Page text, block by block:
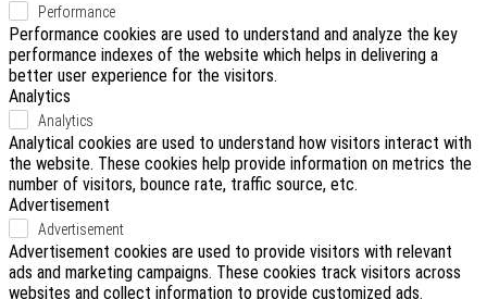
Performance
Performance cookies are used to understand and analyze the key
performance indexes of the website which helps in delivering a
better user experience for the visitors.
Analytics
Analytics
Analytical cookies are used to understand how visitors interact with
the website. These cookies help provide information on metrics the
number of visitors, bounce rate, traffic source, etc.
Advertisement
Advertisement
Advertisement cookies are used to provide visitors with relevant
ads and marketing campaigns. These cookies track visitors across
websites and collect information to provide customized ads.